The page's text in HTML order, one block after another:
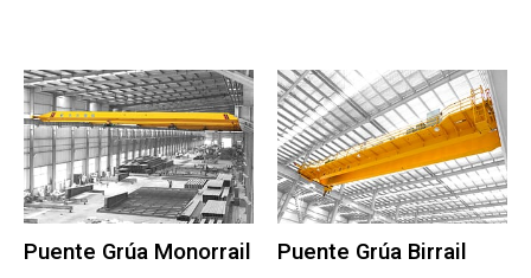
carga y descarga de
materiales a granel.
fábrica en general.
Puente Grúa Monorrail
Puente Grúa Birrail